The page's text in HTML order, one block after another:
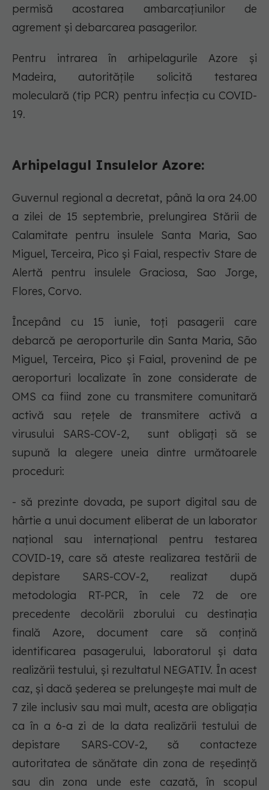
permisă acostarea ambarcațiunilor de
agrement și debarcarea pasagerilor.
Pentru intrarea în arhipelagurile Azore și
Madeira, autoritățile solicită testarea
moleculară (tip PCR) pentru infecția cu COVID-
19.
Arhipelagul Insulelor Azore:
Guvernul regional a decretat, până la ora 24.00
a zilei de 15 septembrie, prelungirea Stării de
Calamitate pentru insulele Santa Maria, Sao
Miguel, Terceira, Pico și Faial, respectiv Stare de
Alertă pentru insulele Graciosa, Sao Jorge,
Flores, Corvo.
Începând cu 15 iunie, toți pasagerii care
debarcă pe aeroporturile din Santa Maria, São
Miguel, Terceira, Pico și Faial, provenind de pe
aeroporturi localizate în zone considerate de
OMS ca fiind zone cu transmitere comunitară
activă sau rețele de transmitere activă a
virusului SARS-COV-2, sunt obligați să se
supună la alegere uneia dintre următoarele
proceduri:
- să prezinte dovada, pe suport digital sau de
hârtie a unui document eliberat de un laborator
național sau internațional pentru testarea
COVID-19, care să ateste realizarea testării de
depistare SARS-COV-2, realizat după
metodologia RT-PCR, în cele 72 de ore
precedente decolării zborului cu destinația
finală Azore, document care să conțină
identificarea pasagerului, laboratorul și data
realizării testului, și rezultatul NEGATIV. În acest
caz, și dacă șederea se prelungește mai mult de
7 zile inclusiv sau mai mult, acesta are obligația
ca în a 6-a zi de la data realizării testului de
depistare SARS-COV-2, să contacteze
autoritatea de sănătate din zona de reședință
sau din zona unde este cazată, în scopul